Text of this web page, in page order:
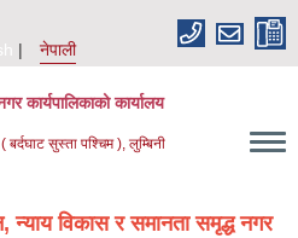
नेपाली
कार्यपालिकाको कार्यालय
सुस्ता पश्चिम ), लुम्बिनी
न्याय विकास र समानता समृद्ध नगर